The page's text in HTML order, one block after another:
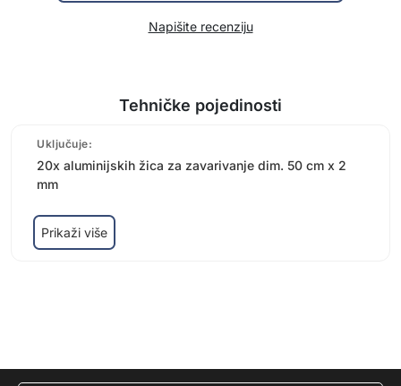
Napišite recenziju
Tehničke pojedinosti
Uključuje:
20x aluminijskih žica za zavarivanje dim. 50 cm x 2
mm
Prikaži više